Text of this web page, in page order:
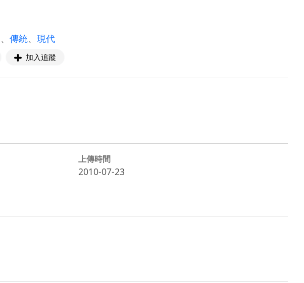
、 傳統、 現代
加入追蹤
上傳時間
2010-07-23